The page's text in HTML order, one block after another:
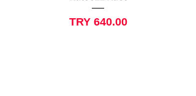
Price
TRY 640.00